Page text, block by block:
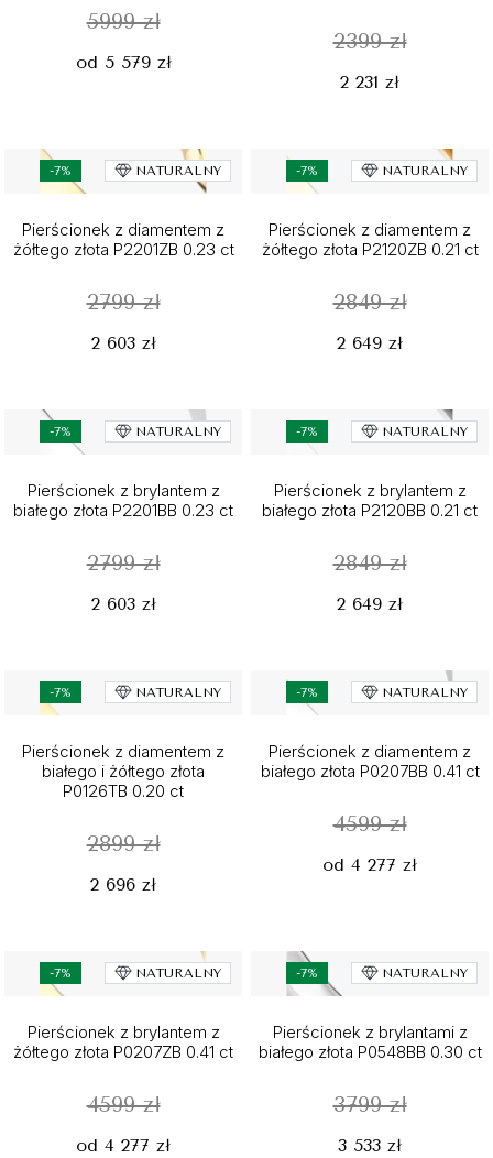
5999 zł
od 5 579 zł
2399 zł
2 231 zł
-7% NATURALNY
Pierścionek z diamentem z
żółtego złota P2201ZB 0.23 ct
2799 zł
2 603 zł
-7% NATURALNY
Pierścionek z diamentem z
żółtego złota P2120ZB 0.21 ct
2849 zł
2 649 zł
-7% NATURALNY
Pierścionek z brylantem z
białego złota P2201BB 0.23 ct
2799 zł
2 603 zł
-7% NATURALNY
Pierścionek z brylantem z
białego złota P2120BB 0.21 ct
2849 zł
2 649 zł
-7% NATURALNY
Pierścionek z diamentem z
białego i żółtego złota
P0126TB 0.20 ct
2899 zł
2 696 zł
-7% NATURALNY
Pierścionek z diamentem z
białego złota P0207BB 0.41 ct
4599 zł
od 4 277 zł
-7% NATURALNY
Pierścionek z brylantem z
żółtego złota P0207ZB 0.41 ct
4599 zł
od 4 277 zł
-7% NATURALNY
Pierścionek z brylantami z
białego złota P0548BB 0.30 ct
3799 zł
3 533 zł